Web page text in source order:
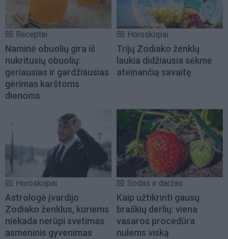
Receptai
Naminė obuolių gira iš
nukritusių obuolių:
geriausias ir gardžiausias
gėrimas karštoms
dienoms
Horoskopai
Trijų Zodiako ženklų
laukia didžiausia sėkmė
ateinančią savaitę
Horoskopai
Astrologė įvardijo
Zodiako ženklus, kuriems
niekada nerūpi svetimas
asmeninis gyvenimas
Sodas ir daržas
Kaip užtikrinti gausų
braškių derlių: viena
vasaros procedūra
nulems viską